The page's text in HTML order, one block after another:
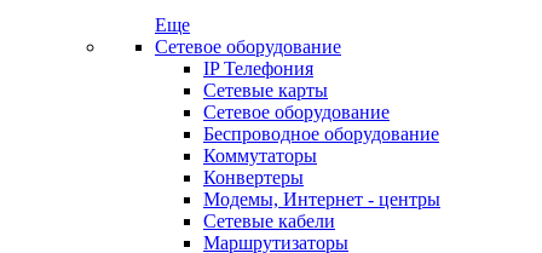
Еще
Сетевое оборудование
IP Телефония
Сетевые карты
Сетевое оборудование
Беспроводное оборудование
Коммутаторы
Конвертеры
Модемы, Интернет - центры
Сетевые кабели
Маршрутизаторы